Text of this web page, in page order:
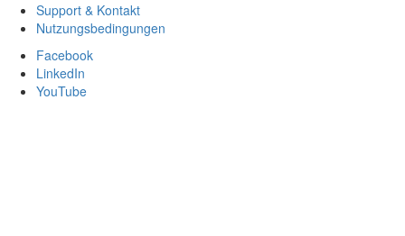
Support & Kontakt
Nutzungsbedingungen
Facebook
LinkedIn
YouTube